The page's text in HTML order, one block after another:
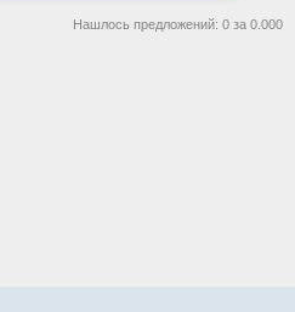
Нашлось предложений: 0 за 0.000